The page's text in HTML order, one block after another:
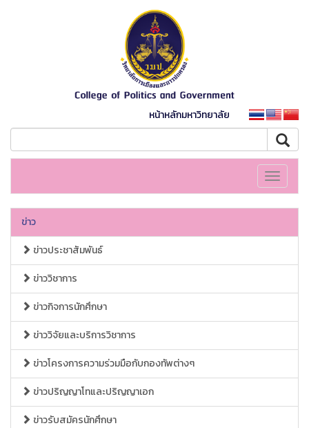
หน้าหลักมหาวิทยาลัย
Toggle
ข่าว
ข่าวประชาสัมพันธ์
ข่าววิชาการ
ข่าวกิจการนักศึกษา
ข่าววิจัยและบริการวิชาการ
ข่าวโครงการความร่วมมือกับกองทัพต่างๆ
ข่าวปริญญาโทและปริญญาเอก
ข่าวรับสมัครนักศึกษา